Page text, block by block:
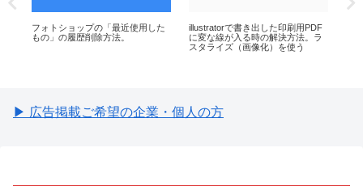
フォトショップの「最近使用した
もの」の履歴削除方法。
illustratorで書き出した印刷用PDF
に変な線が入る時の解決方法。ラ
スタライズ（画像化）を使う
▶ 広告掲載ご希望の企業・個人の方